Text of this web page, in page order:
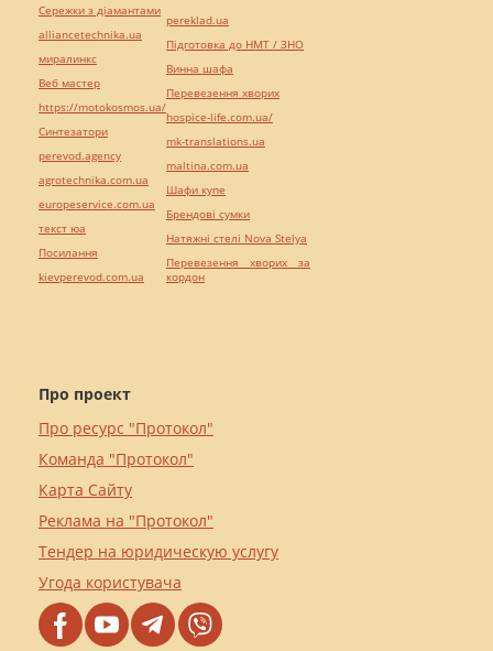
Про проект
Про ресурс "Протокол"
Команда "Протокол"
Карта Сайту
Реклама на "Протокол"
Тендер на юридическую услугу
Угода користувача
Сережки з діамантами
alliancetechnika.ua
миралинкс
Веб мастер
https://motokosmos.ua/
Синтезатори
perevod.agency
agrotechnika.com.ua
europeservice.com.ua
текст юа
Посилання
kievperevod.com.ua
pereklad.ua
Підготовка до НМТ / ЗНО
Винна шафа
Перевезення хворих
hospice-life.com.ua/
mk-translations.ua
maltina.com.ua
Шафи купе
Брендові сумки
Натяжні стелі Nova Stelya
Перевезення хворих за
кордон